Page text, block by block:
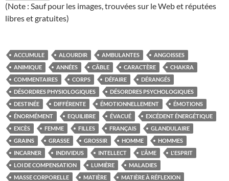
(Note : Sauf pour les images, trouvées sur le Web et réputées
libres et gratuites)
ACCUMULE ALOURDIR AMBULANTES
ANGOISSES
ANIMIQUE
ANNÉES CÂBLE CARACTÈRE
CHAKRA
COMMENTAIRES
CORPS DÉFAIRE
DÉRANGÉS
DÉSORDRES PHYSIOLOGIQUES
DÉSORDRES PSYCHOLOGIQUES
DESTINÉE
DIFFÉRENTE ÉMOTIONNELLEMENT
ÉMOTIONS
ÉNORMÉMENT
EQUILIBRE ÉVACUÉ
EXCÉDENT ÉNERGÉTIQUE
EXCÈS
FEMME FILLES FRANÇAIS
GLANDULAIRE
GRAINS
GRASSE GROSSIR HOMME
HOMMES
INCARNER
INDIVIDUS INTELLECT L'ÂME
L'ESPRIT
LOI DE COMPENSATION
LUMIÈRE
MALADIES
MASSE CORPORELLE
MATIÈRE
MATIÈRE À RÉFLEXION